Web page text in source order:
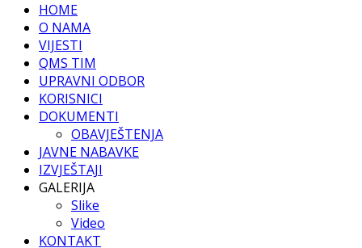
HOME
O NAMA
VIJESTI
QMS TIM
UPRAVNI ODBOR
KORISNICI
DOKUMENTI
OBAVJEŠTENJA
JAVNE NABAVKE
IZVJEŠTAJI
GALERIJA
Slike
Video
KONTAKT